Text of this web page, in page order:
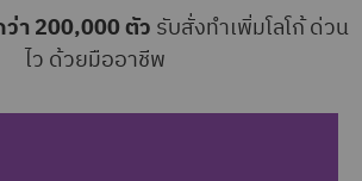
า 200,000 ตัว รับสั่งทำเพิ่มโลโก้ ด่วน
ไว ด้วยมืออาชีพ